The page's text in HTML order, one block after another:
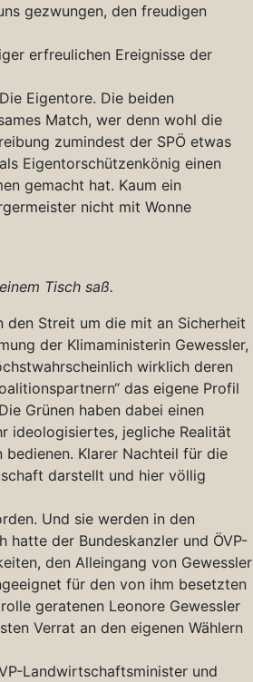
gezwungen, den freudigen
erfreulichen Ereignisse der
Eigentore. Die beiden
Match, wer denn wohl die
zumindest der SPÖ etwas
Eigentorschützenkönig einen
gemacht hat. Kaum ein
nicht mit Wonne
Tisch saß.
den Streit um die mit an Sicherheit
der Klimaministerin Gewessler,
wirklich deren
das eigene Profil
Grünen haben dabei einen
ideologisiertes, jegliche Realität
Klarer Nachteil für die
darstellt und hier völlig
Und sie werden in den
hatte der Bundeskanzler und ÖVP-
den Alleingang von Gewessler
für den von ihm besetzten
geratenen Leonore Gewessler
Verrat an den eigenen Wählern
Landwirtschaftsminister und